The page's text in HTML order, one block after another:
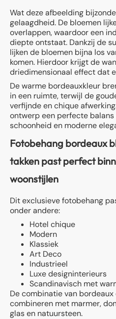
Wat deze afbeelding
gelaagdheid. De bloemen
overlappen, waardoor een
diepte ontstaat. Dankzij de
lijken de bloemen bijna los
komen. Hierdoor krijgt de
driedimensionaal effect dat
De warme bordeauxkleur
in een ruimte, terwijl de
verfijnde en chique
ontwerp een perfecte
schoonheid en moderne
Fotobehang bordeaux
takken past perfect
woonstijlen
Dit exclusieve fotobehang
onder andere:
Hotel chique
Modern
Klassiek
Art Deco
Industrieel
Luxe designinterieurs
Scandinavisch met
De combinatie van
combineren met marmer,
glas en natuursteen.